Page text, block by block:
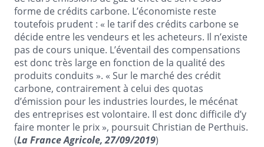
forme de crédits carbone. L’économiste reste
toutefois prudent : « le tarif des crédits carbone se
décide entre les vendeurs et les acheteurs. Il n’existe
pas de cours unique. L’éventail des compensations
est donc très large en fonction de la qualité des
produits conduits ». « Sur le marché des crédit
carbone, contrairement à celui des quotas
d’émission pour les industries lourdes, le mécénat
des entreprises est volontaire. Il est donc difficile d’y
faire monter le prix », poursuit Christian de Perthuis.
(La France Agricole, 27/09/2019)